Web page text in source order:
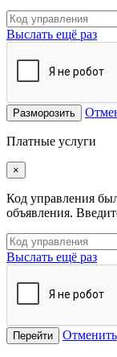
Выслать ещё раз
Разморозить
Платные услуги
×
Код управления
объявления.
Выслать ещё раз
Перейти Отменить